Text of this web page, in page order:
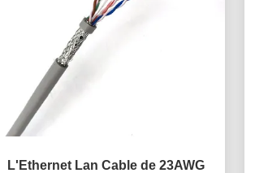
L'Ethernet Lan Cable de 23AWG